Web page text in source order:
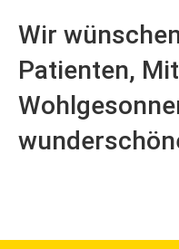
Wir
Patienten,